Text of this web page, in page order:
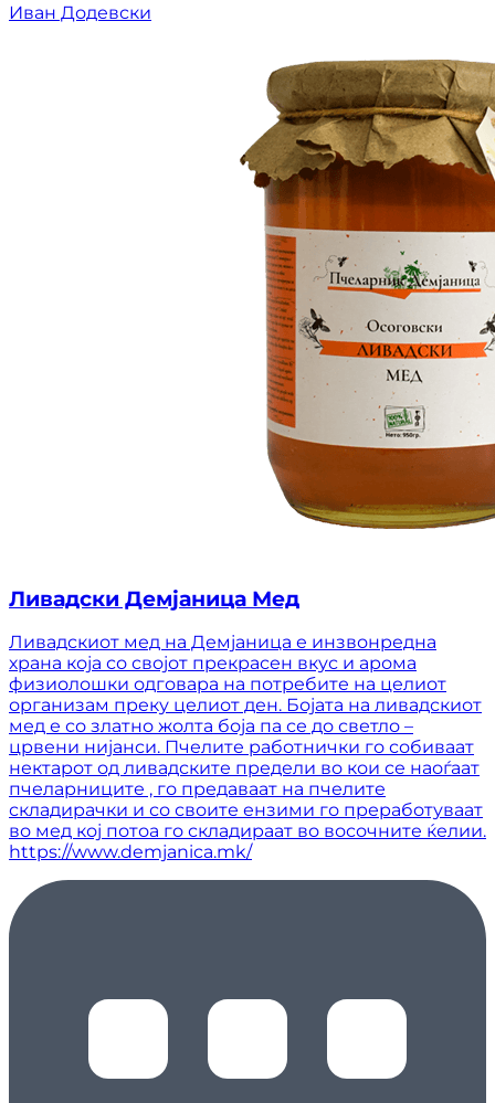
Иван Додевски
Ливадски Демјаница Мед
Ливадскиот мед на Демјаница е инзвонредна
храна која со својот прекрасен вкус и арома
физиолошки одговара на потребите на целиот
организам преку целиот ден. Бојата на ливадскиот
мед е со златно жолта боја па се до светло –
црвени нијанси. Пчелите работнички го собиваат
нектарот од ливадските предели во кои се наоѓаат
пчеларниците , го предаваат на пчелите
складирачки и со своите ензими го преработуваат
во мед кој потоа го складираат во восочните ќелии.
https://www.demjanica.mk/